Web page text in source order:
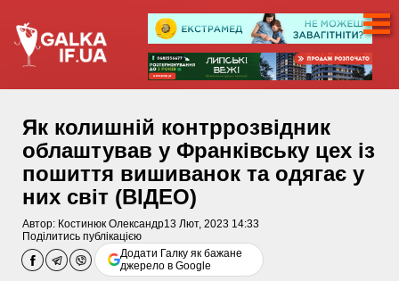
Як колишній контррозвідник
облаштував у Франківську цех із
пошиття вишиванок та одягає у
них світ (ВІДЕО)
Автор: Костинюк Олександр13 Лют, 2023 14:33
Поділитись публікацією
Додати Галку як бажане
джерело в Google